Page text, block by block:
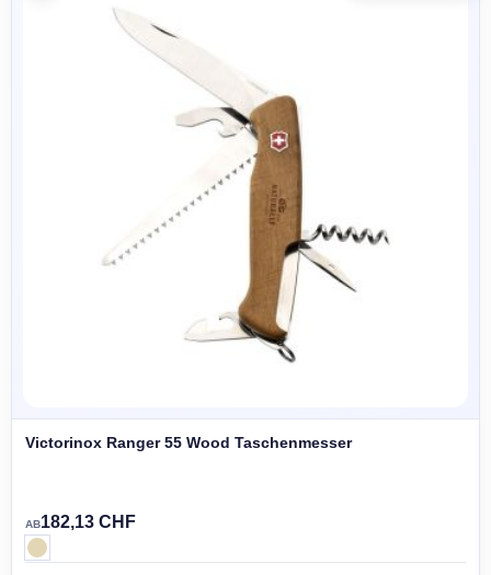
Victorinox Ranger 55 Wood Taschenmesser
AB182,13 CHF